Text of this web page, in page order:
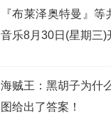
『布莱泽奥特曼』
音乐8月30日(星期三)
海贼王：黑胡子为什
图给出了答案！